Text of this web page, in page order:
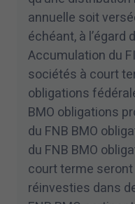
annuelle soit
échéant, à
Accumulation du
sociétés à court
obligations
BMO obligations
du FNB BMO
du FNB BMO
court terme
réinvesties dans